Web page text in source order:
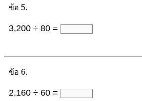
ข้อ 5.
3,200 ÷ 80 =
ข้อ 6.
2,160 ÷ 60 =